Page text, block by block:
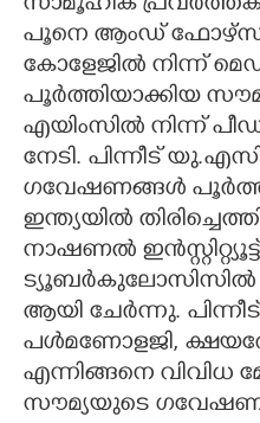
സാമൂഹിക
പൂനെ ആംഡ്
കോളേജിൽ നിന്ന്
പൂർത്തിയാക്കിയ
എയിംസിൽ നിന്ന്
നേടി. പിന്നീട്
ഗവേഷണങ്ങൾ
ഇന്ത്യയിൽ
നാഷണൽ
ട്യൂബർകുലോസിസിൽ
ആയി ചേർന്നു. പിന്നീട്
പൾമണോളജി,
എന്നിങ്ങനെ വിവിധ
സൗമ്യയുടെ